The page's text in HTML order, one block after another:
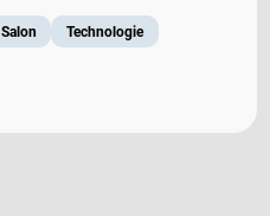
Salon Technologie